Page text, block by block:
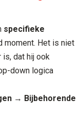
specifieke
moment. Het is niet
is, dat hij ook
down logica
→ Bijbehorende